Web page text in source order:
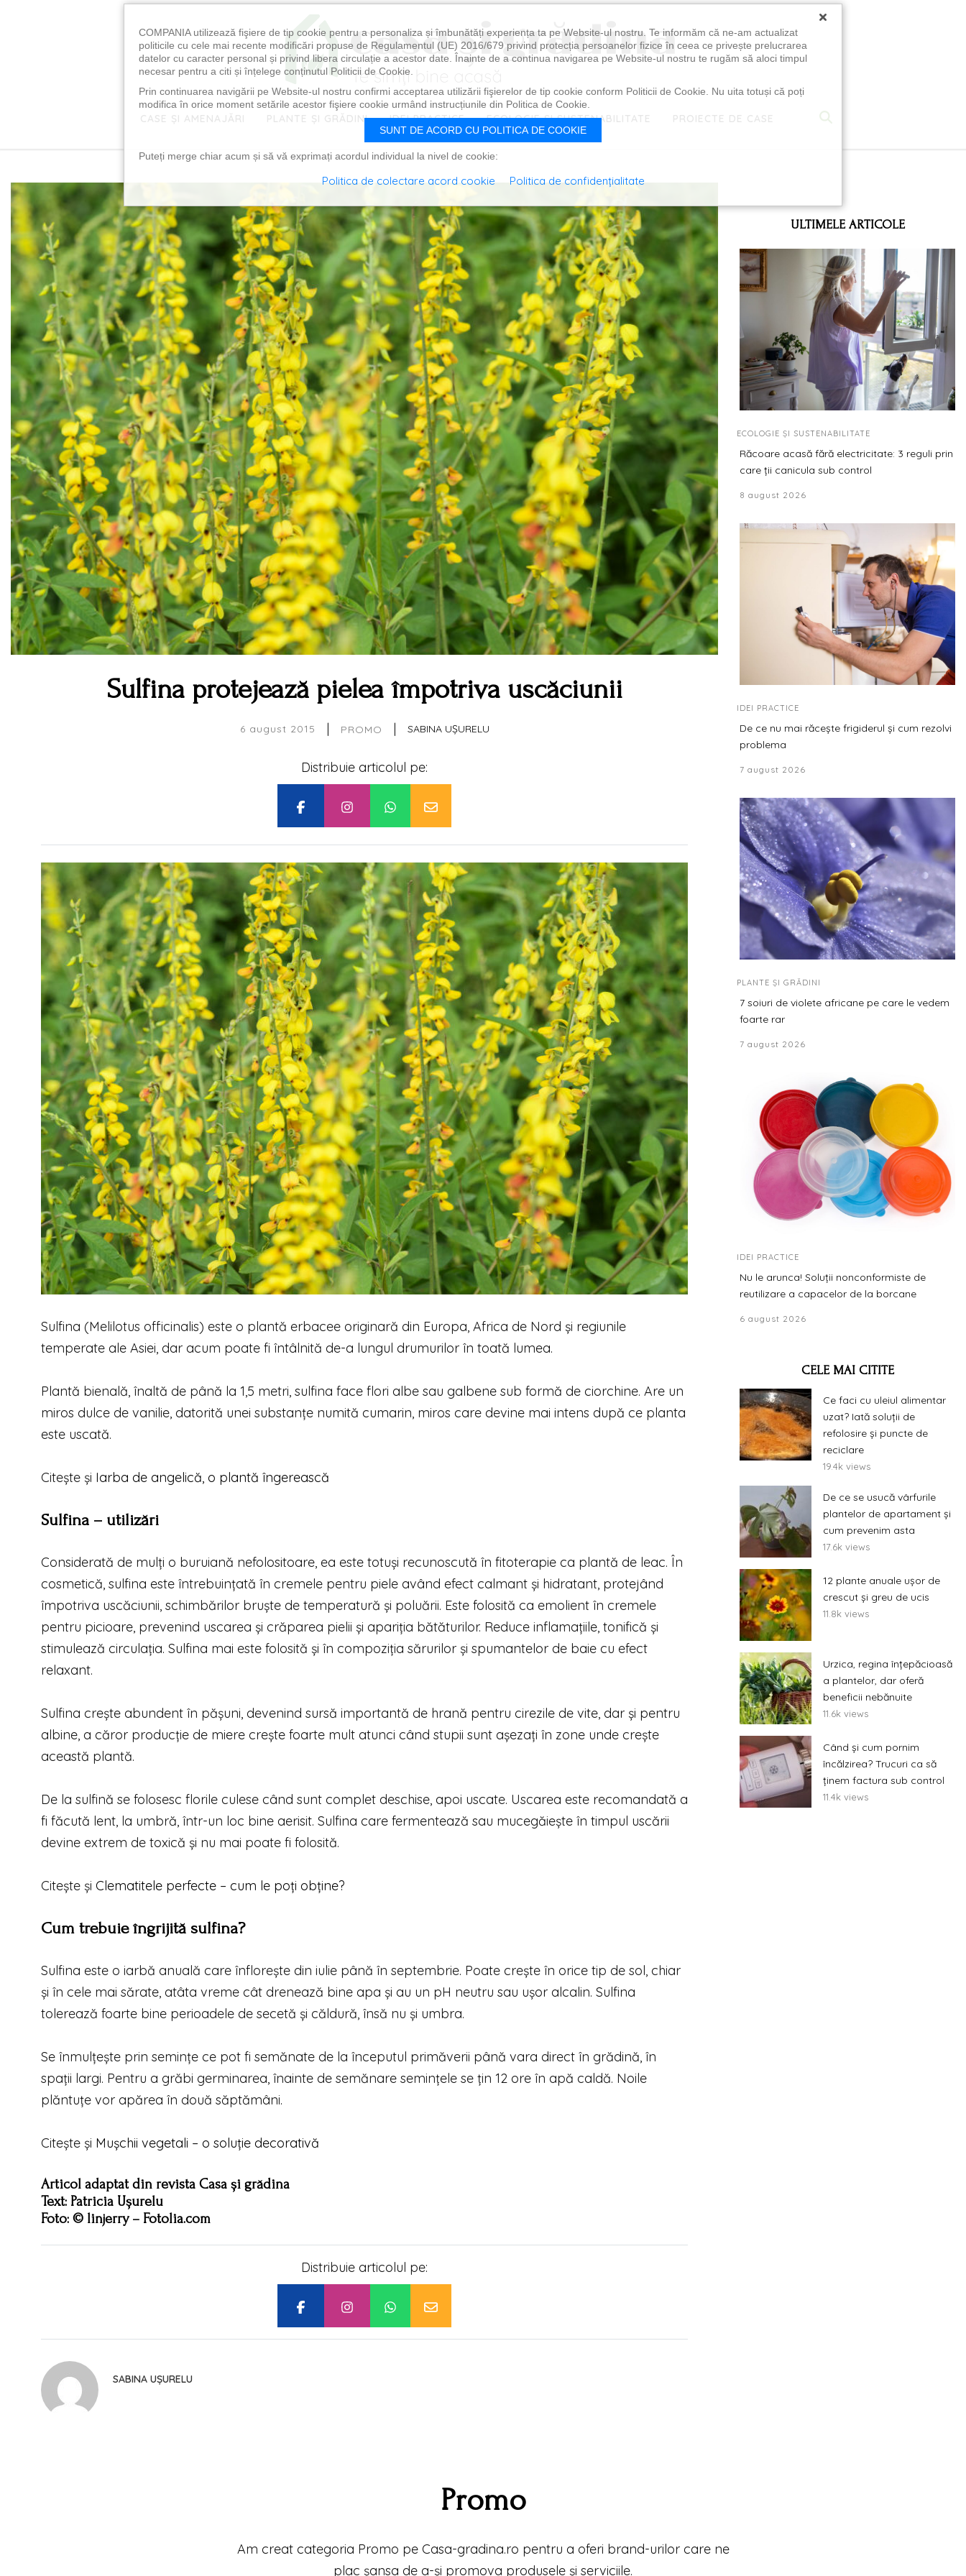
CASE ȘI AMENAJĂRI PLANTE ȘI GRĂDINI IDEI PRACTICE ECOLOGIE ȘI SUSTENABILITATE PROIECTE DE CASE
Sulfina protejează pielea împotriva uscăciunii
6 august 2015 | PROMO | SABINA UȘURELU
Distribuie articolul pe:
Sulfina (Melilotus officinalis) este o plantă erbacee originară din Europa, Africa de Nord şi regiunile
temperate ale Asiei, dar acum poate fi întâlnită de-a lungul drumurilor în toată lumea.
Plantă bienală, înaltă de până la 1,5 metri, sulfina face flori albe sau galbene sub formă de ciorchine. Are un
miros dulce de vanilie, datorită unei substanţe numită cumarin, miros care devine mai intens după ce planta
este uscată.
Citeşte şi Iarba de angelică, o plantă îngerească
Sulfina – utilizări
Considerată de mulţi o buruiană nefolositoare, ea este totuşi recunoscută în fitoterapie ca plantă de leac. În
cosmetică, sulfina este întrebuinţată în cremele pentru piele având efect calmant şi hidratant, protejând
împotriva uscăciunii, schimbărilor bruşte de temperatură şi poluării. Este folosită ca emolient în cremele
pentru picioare, prevenind uscarea şi crăparea pielii şi apariţia bătăturilor. Reduce inflamaţiile, tonifică şi
stimulează circulaţia. Sulfina mai este folosită şi în compoziţia sărurilor şi spumantelor de baie cu efect
relaxant.
Sulfina crește abundent în pășuni, devenind sursă importantă de hrană pentru cirezile de vite, dar și pentru
albine, a căror producție de miere crește foarte mult atunci când stupii sunt așezați în zone unde crește
această plantă.
De la sulfină se folosesc florile culese când sunt complet deschise, apoi uscate. Uscarea este recomandată a
fi făcută lent, la umbră, într-un loc bine aerisit. Sulfina care fermentează sau mucegăieşte în timpul uscării
devine extrem de toxică şi nu mai poate fi folosită.
Citeşte şi Clematitele perfecte – cum le poți obține?
Cum trebuie îngrijită sulfina?
Sulfina este o iarbă anuală care înflorește din iulie până în septembrie. Poate crește în orice tip de sol, chiar
și în cele mai sărate, atâta vreme cât drenează bine apa și au un pH neutru sau ușor alcalin. Sulfina
tolerează foarte bine perioadele de secetă și căldură, însă nu și umbra.
Se înmulțește prin semințe ce pot fi semănate de la începutul primăverii până vara direct în grădină, în
spații largi. Pentru a grăbi germinarea, înainte de semănare semințele se țin 12 ore în apă caldă. Noile
plăntuțe vor apărea în două săptămâni.
Citeşte şi Mușchii vegetali – o soluție decorativă
Articol adaptat din revista Casa și grădina
Text: Patricia Ușurelu
Foto: © linjerry – Fotolia.com
Distribuie articolul pe:
SABINA UȘURELU
ULTIMELE ARTICOLE
ECOLOGIE ȘI SUSTENABILITATE
Răcoare acasă fără electricitate: 3 reguli prin
care ții canicula sub control
8 august 2026
IDEI PRACTICE
De ce nu mai răcește frigiderul și cum rezolvi
problema
7 august 2026
PLANTE ȘI GRĂDINI
7 soiuri de violete africane pe care le vedem
foarte rar
7 august 2026
IDEI PRACTICE
Nu le arunca! Soluții nonconformiste de
reutilizare a capacelor de la borcane
6 august 2026
CELE MAI CITITE
Ce faci cu uleiul alimentar
uzat? Iată soluții de
refolosire și puncte de
reciclare
19.4k views
De ce se usucă vârfurile
plantelor de apartament și
cum prevenim asta
17.6k views
12 plante anuale ușor de
crescut și greu de ucis
11.8k views
Urzica, regina înțepăcioasă
a plantelor, dar oferă
beneficii nebănuite
11.6k views
Când și cum pornim
încălzirea? Trucuri ca să
ținem factura sub control
11.4k views
Promo
Am creat categoria Promo pe Casa-gradina.ro pentru a oferi brand-urilor care ne
plac șansa de a-și promova produsele și serviciile.
×
COMPANIA utilizează fişiere de tip cookie pentru a personaliza și îmbunătăți experiența ta pe Website-ul nostru. Te informăm că ne-am actualizat
politicile cu cele mai recente modificări propuse de Regulamentul (UE) 2016/679 privind protecția persoanelor fizice în ceea ce privește prelucrarea
datelor cu caracter personal și privind libera circulație a acestor date. Înainte de a continua navigarea pe Website-ul nostru te rugăm să aloci timpul
necesar pentru a citi și înțelege conținutul Politicii de Cookie.
Prin continuarea navigării pe Website-ul nostru confirmi acceptarea utilizării fişierelor de tip cookie conform Politicii de Cookie. Nu uita totuși că poți
modifica în orice moment setările acestor fişiere cookie urmând instrucțiunile din Politica de Cookie.
SUNT DE ACORD CU POLITICA DE COOKIE
Puteți merge chiar acum și să vă exprimați acordul individual la nivel de cookie:
Politica de colectare acord cookie Politica de confidențialitate